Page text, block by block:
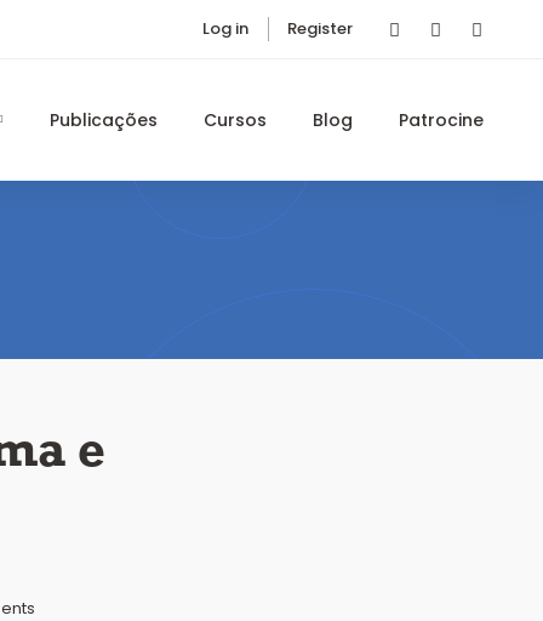
Log in Register
Publicações Cursos Blog Patrocine
e